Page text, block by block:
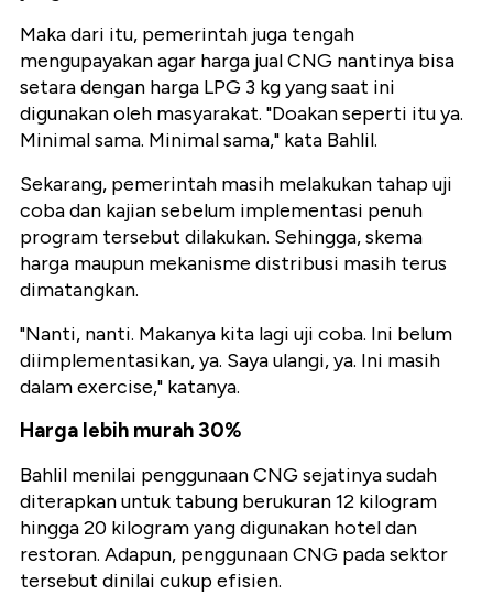
Maka dari itu, pemerintah juga tengah
mengupayakan agar harga jual CNG nantinya bisa
setara dengan harga LPG 3 kg yang saat ini
digunakan oleh masyarakat. "Doakan seperti itu ya.
Minimal sama. Minimal sama," kata Bahlil.
Sekarang, pemerintah masih melakukan tahap uji
coba dan kajian sebelum implementasi penuh
program tersebut dilakukan. Sehingga, skema
harga maupun mekanisme distribusi masih terus
dimatangkan.
"Nanti, nanti. Makanya kita lagi uji coba. Ini belum
diimplementasikan, ya. Saya ulangi, ya. Ini masih
dalam exercise," katanya.
Harga lebih murah 30%
Bahlil menilai penggunaan CNG sejatinya sudah
diterapkan untuk tabung berukuran 12 kilogram
hingga 20 kilogram yang digunakan hotel dan
restoran. Adapun, penggunaan CNG pada sektor
tersebut dinilai cukup efisien.